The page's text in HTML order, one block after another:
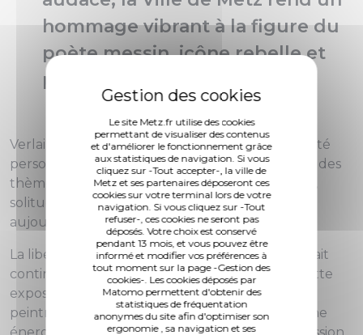
Le site Metz.fr utilise des cookies
permettant de visualiser des contenus
et d'améliorer le fonctionnement grâce
aux statistiques de navigation. Si vous
cliquez sur -Tout accepter-, la ville de
Metz et ses partenaires déposeront ces
cookies sur votre terminal lors de votre
navigation. Si vous cliquez sur -Tout
refuser-, ces cookies ne seront pas
déposés. Votre choix est conservé
pendant 13 mois, et vous pouvez être
informé et modifier vos préférences à
tout moment sur la page -Gestion des
cookies-. Les cookies déposés par
Matomo permettent d'obtenir des
statistiques de fréquentation
anonymes du site afin d'optimiser son
ergonomie , sa navigation et ses
hommage vibrant à la figure du
poète messin, icône rebelle et
précurseur de l’esprit punk.
Verlaine est universel dans sa recherche de vérité
personnelle et émotionnelle. Sa poésie explore des
thèmes intimes et conflictuels – amour, jalousie,
solitude – des sujets intemporels qui résonnent
aujourd’hui.
La liberté d’expression et de création qu’il prônait
continue d’influencer les artistes modernes. Cette
exposition rassemble des œuvres de musiciens,
peintres et artistes qui puisent chez Verlaine une